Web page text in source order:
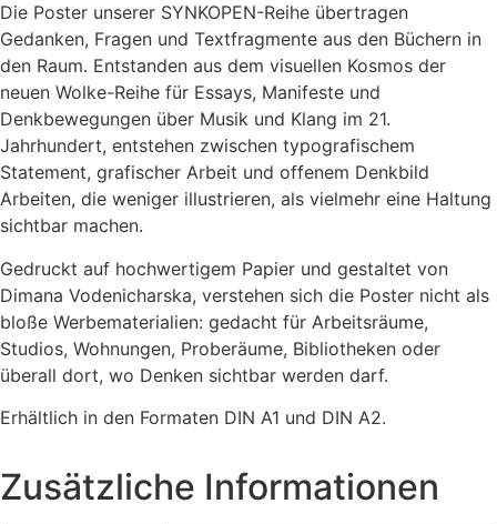
Die Poster unserer SYNKOPEN-Reihe übertragen
Gedanken, Fragen und Textfragmente aus den Büchern in
den Raum. Entstanden aus dem visuellen Kosmos der
neuen Wolke-Reihe für Essays, Manifeste und
Denkbewegungen über Musik und Klang im 21.
Jahrhundert, entstehen zwischen typografischem
Statement, grafischer Arbeit und offenem Denkbild
Arbeiten, die weniger illustrieren, als vielmehr eine Haltung
sichtbar machen.
Gedruckt auf hochwertigem Papier und gestaltet von
Dimana Vodenicharska, verstehen sich die Poster nicht als
bloße Werbematerialien: gedacht für Arbeitsräume,
Studios, Wohnungen, Proberäume, Bibliotheken oder
überall dort, wo Denken sichtbar werden darf.
Erhältlich in den Formaten DIN A1 und DIN A2.
Zusätzliche Informationen